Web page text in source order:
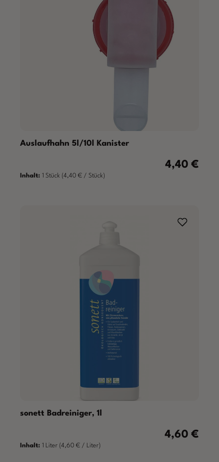
Auslaufhahn 5l/10l Kanister
Regulärer
4,40 €
Inhalt: 1 Stück (4,40 € / Stück)
sonett Badreiniger, 1l
Regulärer
4,60 €
Inhalt: 1 Liter (4,60 € / Liter)